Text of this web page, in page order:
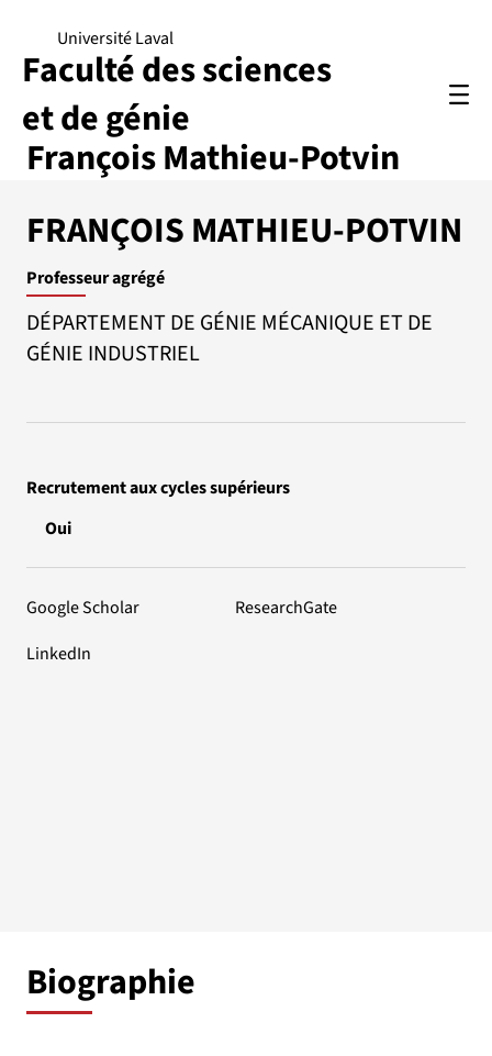
François Mathieu-Potvin
Université Laval
Faculté des sciences
et de génie
FRANÇOIS MATHIEU-POTVIN
Professeur agrégé
DÉPARTEMENT DE GÉNIE MÉCANIQUE ET DE
GÉNIE INDUSTRIEL
Recrutement aux cycles supérieurs
Oui
Google Scholar
ResearchGate
LinkedIn
Biographie